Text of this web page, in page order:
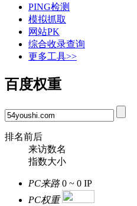
PING检测
模拟抓取
网站PK
综合收录查询
更多工具>>
百度权重
排名前后
来访数名
指数大小
PC来路 0 ~ 0 IP
PC权重